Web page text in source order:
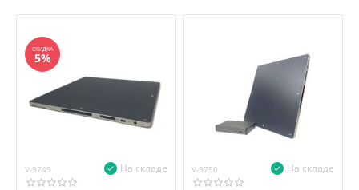
СКИДКА
5%
V-9749 На складе V-9750 На складе